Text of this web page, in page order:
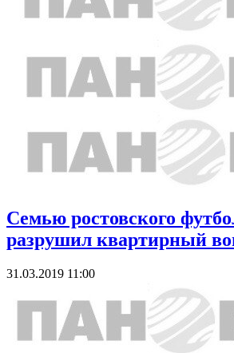
Семью ростовского
разрушил квартирный
31.03.2019 11:00